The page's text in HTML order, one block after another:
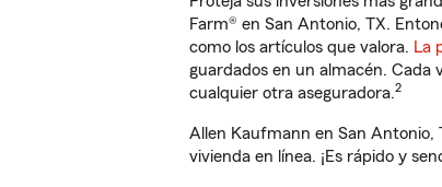
Farm® en San Antonio, TX.
como los artículos que valora. La
guardados en un almacén. Cada
cualquier otra aseguradora.2
Allen Kaufmann en San Antonio,
vivienda en línea. ¡Es rápido y